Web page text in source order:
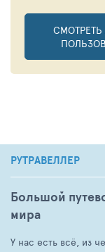
СМОТРЕТЬ
РУТРАВЕЛЛЕР
Большой
мира
У нас есть всё, из